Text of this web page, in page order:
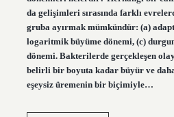
da gelişimleri sırasında farklı
gruba ayırmak mümkündür: (a)
logaritmik büyüme dönemi, (c)
dönemi. Bakterilerde gerçekleşen
belirli bir boyuta kadar büyür ve
eşeysiz üremenin bir biçimiyle…